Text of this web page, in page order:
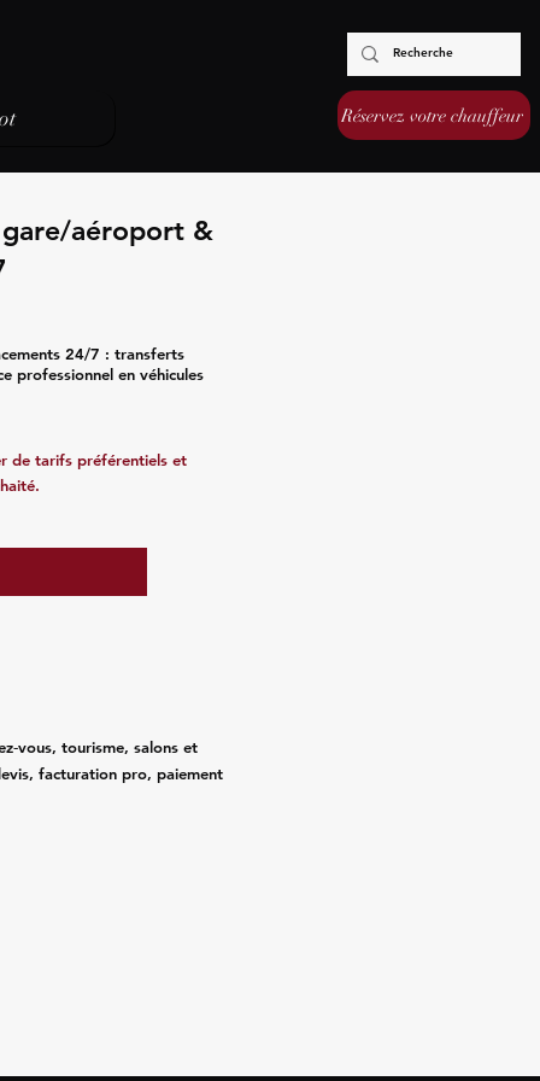
Réservez votre chauffeur
gare/aéroport &
24/7 : transferts
professionnel en véhicules
de tarifs préférentiels et
tourisme, salons et
facturation pro, paiement